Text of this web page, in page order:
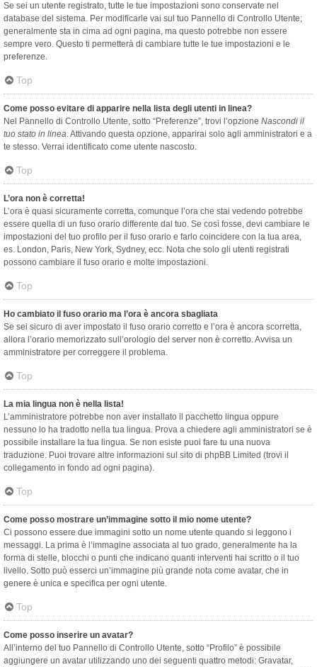
Se sei un utente registrato, tutte le tue impostazioni sono conservate nel
database del sistema. Per modificarle vai sul tuo Pannello di Controllo Utente;
generalmente sta in cima ad ogni pagina, ma questo potrebbe non essere
sempre vero. Questo ti permetterà di cambiare tutte le tue impostazioni e le
preferenze.
Top
Come posso evitare di apparire nella lista degli utenti in linea?
Nel Pannello di Controllo Utente, sotto “Preferenze”, trovi l’opzione Nascondi il
tuo stato in linea. Attivando questa opzione, apparirai solo agli amministratori e a
te stesso. Verrai identificato come utente nascosto.
Top
L’ora non è corretta!
L’ora è quasi sicuramente corretta, comunque l’ora che stai vedendo potrebbe
essere quella di un fuso orario differente dal tuo. Se così fosse, devi cambiare le
impostazioni del tuo profilo per il fuso orario e farlo coincidere con la tua area,
es. London, Paris, New York, Sydney, ecc. Nota che solo gli utenti registrati
possono cambiare il fuso orario e molte impostazioni.
Top
Ho cambiato il fuso orario ma l’ora è ancora sbagliata
Se sei sicuro di aver impostato il fuso orario corretto e l’ora è ancora scorretta,
allora l’orario memorizzato sull’orologio del server non è corretto. Avvisa un
amministratore per correggere il problema.
Top
La mia lingua non è nella lista!
L’amministratore potrebbe non aver installato il pacchetto lingua oppure
nessuno lo ha tradotto nella tua lingua. Prova a chiedere agli amministratori se è
possibile installare la tua lingua. Se non esiste puoi fare tu una nuova
traduzione. Puoi trovare altre informazioni sul sito di phpBB Limited (trovi il
collegamento in fondo ad ogni pagina).
Top
Come posso mostrare un’immagine sotto il mio nome utente?
Ci possono essere due immagini sotto un nome utente quando si leggono i
messaggi. La prima è l’immagine associata al tuo grado, generalmente ha la
forma di stelle, blocchi o punti che indicano quanti interventi hai scritto o il tuo
livello. Sotto può esserci un’immagine più grande nota come avatar, che in
genere è unica e specifica per ogni utente.
Top
Come posso inserire un avatar?
All’interno del tuo Pannello di Controllo Utente, sotto “Profilo” è possibile
aggiungere un avatar utilizzando uno dei seguenti quattro metodi: Gravatar,